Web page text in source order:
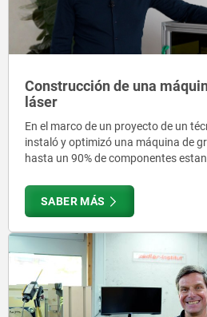
Construcción de una
láser
En el marco de un proyecto de un
instaló y optimizó una máquina de
hasta un 90% de componentes
SABER MÁS